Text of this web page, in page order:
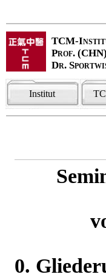
TCM-
Prof.
Dr.
Institut
0.